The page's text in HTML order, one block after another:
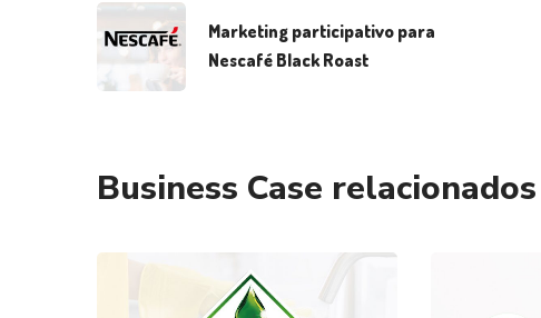
Marketing participativo para
Nescafé Black Roast